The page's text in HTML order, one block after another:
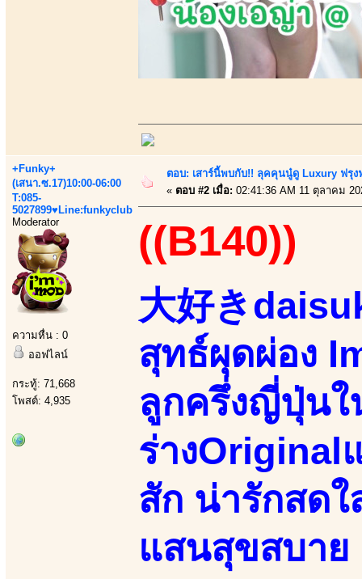
+Funky+
(เสนา.ซ.17)10:00-06:00
T:085-
5027899♥Line:funkyclub
Moderator
ความหื่น : 0
ออฟไลน์
กระทู้: 71,668
โพสต์: 4,935
ตอบ: เสาร์นี้พบกับ!! ลุคคุนนู๋ดู Luxury ฟรุงฟ
« ตอบ #2 เมื่อ: 02:41:36 AM 11 ตุลาคม
((B140))
大好き
สุทธ์ผุดผ่อง
ลูกครึ่งญี่ปุ่นใ
ร่างOriginal
สัก น่ารักสด
แสนสุขสบาย